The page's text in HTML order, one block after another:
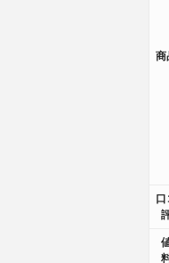
商
口